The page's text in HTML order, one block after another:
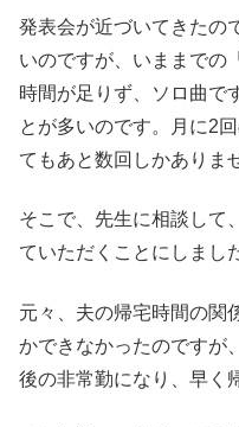
発表会が近づいてきたの
いのですが、いままでの
時間が足りず、ソロ曲で
とが多いのです。月に2
てもあと数回しかありま
そこで、先生に相談して
ていただくことにしまし
元々、夫の帰宅時間の関
かできなかったのですが
後の非常勤になり、早く